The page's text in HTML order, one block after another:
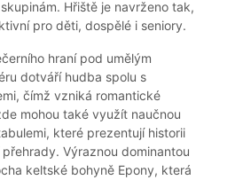
Hřiště je navrženo tak,
pro děti, dospělé i seniory.
hraní pod umělým
dotváří hudba spolu s
čímž vzniká romantické
mohou také využít naučnou
které prezentují historii
Výraznou dominantou
keltské bohyně Epony, která